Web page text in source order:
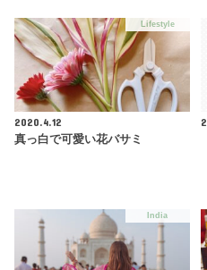
Lifestyle
2020.4.12
真っ白で可愛い花バサミ
India